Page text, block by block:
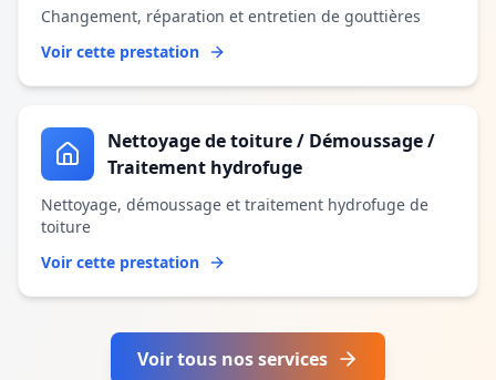
Changement, réparation et entretien de gouttières
Voir cette prestation
Nettoyage de toiture / Démoussage /
Traitement hydrofuge
Nettoyage, démoussage et traitement hydrofuge de
toiture
Voir cette prestation
Voir tous nos services